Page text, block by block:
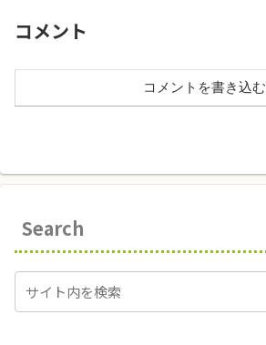
コメント
コメントを書き込む
Search